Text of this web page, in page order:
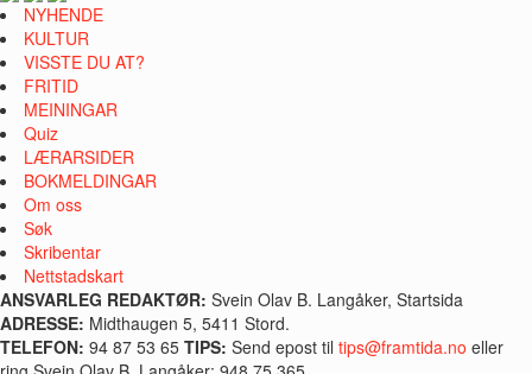
NYHENDE
KULTUR
VISSTE DU AT?
FRITID
MEININGAR
Quiz
LÆRARSIDER
BOKMELDINGAR
Om oss
Søk
Skribentar
Nettstadskart
ANSVARLEG REDAKTØR: Svein Olav B. Langåker, Startsida
ADRESSE: Midthaugen 5, 5411 Stord.
TELEFON: 94 87 53 65 TIPS: Send epost til tips@framtida.no eller